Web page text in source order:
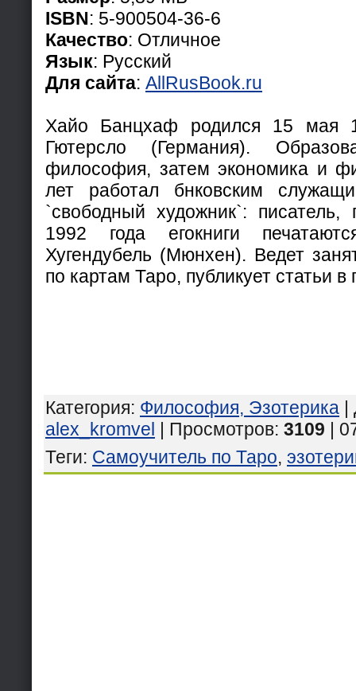
ISBN: 5-900504-36-6
Качество: Отличное
Язык: Русский
Для сайта: AllRusBook.ru
Хайо Банцхаф родился 15 мая
Гютерсло (Германия).
философия, затем экономика и
лет работал бнковским
`свободный художник`: писатель,
1992 года егокниги
Хугендубель (Мюнхен). Ведет
по картам Таро, публикует статьи в
Категория: Философия, Эзотерика |
alex_kromvel | Просмотров: 3109 |
Теги: Самоучитель по Таро,